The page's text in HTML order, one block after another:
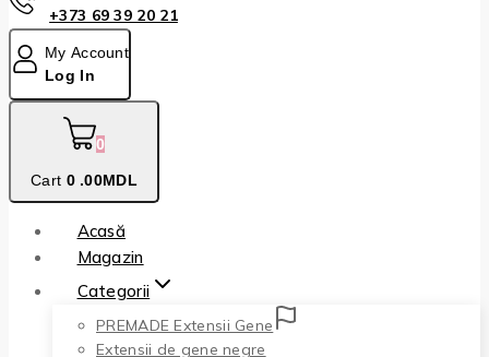
+373 69 39 20 21
My Account
Log In
0
Cart 0 .00MDL
Acasă
Magazin
Categorii
PREMADE Extensii Gene
Extensii de gene negre